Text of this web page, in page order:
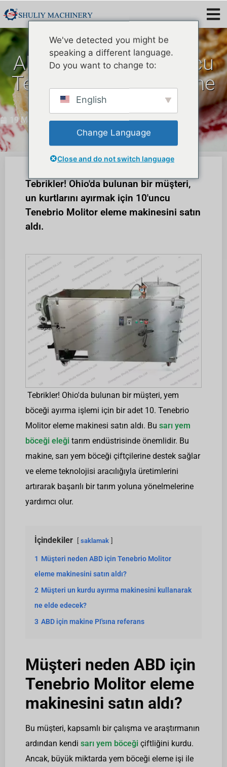
ABD'ye satılan 10'uncu
Tenebrio Molitor eleme
makinesi
19 Mayıs 2023
Tebrikler! Ohio'da bulunan bir müşteri,
un kurtlarını ayırmak için 10'uncu
Tenebrio Molitor eleme makinesini satın
aldı.
Tebrikler! Ohio'da bulunan bir müşteri, yem
böceği ayırma işlemi için bir adet 10. Tenebrio
Molitor eleme makinesi satın aldı. Bu sarı yem
böceği eleği tarım endüstrisinde önemlidir. Bu
makine, sarı yem böceği çiftçilerine destek sağlar
ve eleme teknolojisi aracılığıyla üretimlerini
artırarak başarılı bir tarım yoluna yönelmelerine
yardımcı olur.
İçindekiler saklamak
1 Müşteri neden ABD için Tenebrio Molitor
eleme makinesini satın aldı?
2 Müşteri un kurdu ayırma makinesini kullanarak
ne elde edecek?
3 ABD için makine PI'sına referans
Müşteri neden ABD için
Tenebrio Molitor eleme
makinesini satın aldı?
Bu müşteri, kapsamlı bir çalışma ve araştırmanın
ardından kendi sarı yem böceği çiftliğini kurdu.
Ancak, büyük miktarda yem böceği eleme işi ile
We've detected you might be
speaking a different language.
Do you want to change to:
English
Change Language
Close and do not switch language